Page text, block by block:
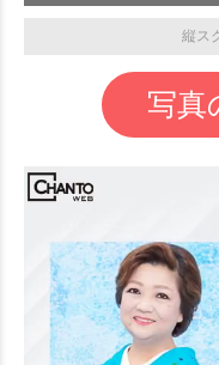
縦ス
写真